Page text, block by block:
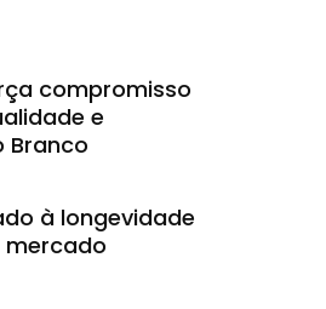
compromisso
e
Branco
à longevidade
mercado